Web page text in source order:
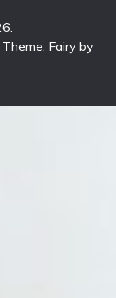
Theme: Fairy by